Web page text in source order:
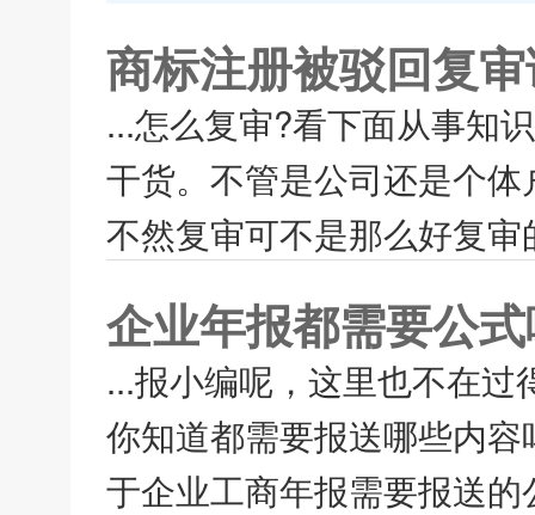
商标注册被驳回复
...怎么复审?看下面从事知
干货。不管是公司还是个
不然复审可不是那么好复
企业年报都需要公
...报小编呢，这里也不在
你知道都需要报送哪些内
于企业工商年报需要报送